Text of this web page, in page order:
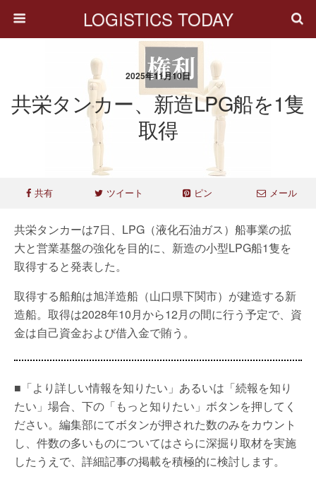
LOGISTICS TODAY
2025年11月10日
共栄タンカー、新造LPG船を1隻
取得
共有 ツイート ピン メール
共栄タンカーは7日、LPG（液化石油ガス）船事業の拡
大と営業基盤の強化を目的に、新造の小型LPG船1隻を
取得すると発表した。
取得する船舶は旭洋造船（山口県下関市）が建造する新
造船。取得は2028年10月から12月の間に行う予定で、資
金は自己資金および借入金で賄う。
■「より詳しい情報を知りたい」あるいは「続報を知り
たい」場合、下の「もっと知りたい」ボタンを押してく
ださい。編集部にてボタンが押された数のみをカウント
し、件数の多いものについてはさらに深掘り取材を実施
したうえで、詳細記事の掲載を積極的に検討します。